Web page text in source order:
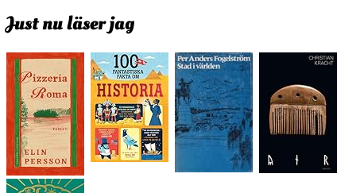
Just nu läser jag